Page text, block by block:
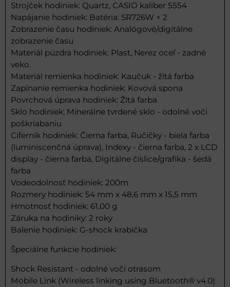
Strojček hodiniek: Quartz, CASIO kaliber 5554
Napájanie hodiniek: Batéria: SR726W × 2
Zobrazenie času hodiniek: Analógové/digitálne
zobrazenie času
Materiál púzdra hodiniek: Plast, Nerez oceľ - zadné
veko.
Materiál remienka hodiniek: Kaučuk - žltá farba
Zapínanie remienka hodiniek: Kovová spona
Povrchová úprava hodiniek: Žltá farba
Sklo hodiniek: Minerálne tvrdené sklo - odolné voči
poškriabaniu
Ciferník hodiniek: Čierna farba, Ručičky - biela farba
(luminiscenčná úprava), Indexy - čierna farba, 2 x LCD
display - čierna farba, Digitálne číslice/grafika - šedá
farba
Vodeodolnosť hodiniek: 200m
Rozmery hodiniek: 54 mm x 48,6 mm x 15,5 mm
Hmotnosť hodiniek: 61,00 g
Záruka na hodiniky: 2 roky
Balenie hodiniek: G-shock krabička
Špeciálne funkcie hodiniek:
Shock Resistant - odolné voči otrasom
Mobile Link (Wireless linking using Bluetooth® v4.0)